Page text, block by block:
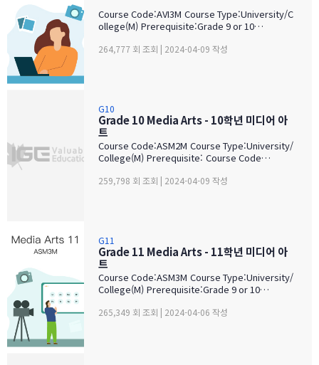
Course Code:AVI3M Course Type:University/C
ollege(M) Prerequisite:Grade 9 or 10…
264,777 회 조회 | 2024-04-09 작성
G10
Grade 10 Media Arts - 10학년 미디어 아
트
Course Code:ASM2M Course Type:University/
College(M) Prerequisite: Course Code…
259,798 회 조회 | 2024-04-09 작성
G11
Grade 11 Media Arts - 11학년 미디어 아
트
Course Code:ASM3M Course Type:University/
College(M) Prerequisite:Grade 9 or 10…
265,349 회 조회 | 2024-04-06 작성